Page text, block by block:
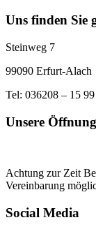
Uns finden Sie
Steinweg 7
99090 Erfurt-Alach
Tel: 036208 – 15
Unsere
Achtung zur Zeit
Vereinbarung
Social Media